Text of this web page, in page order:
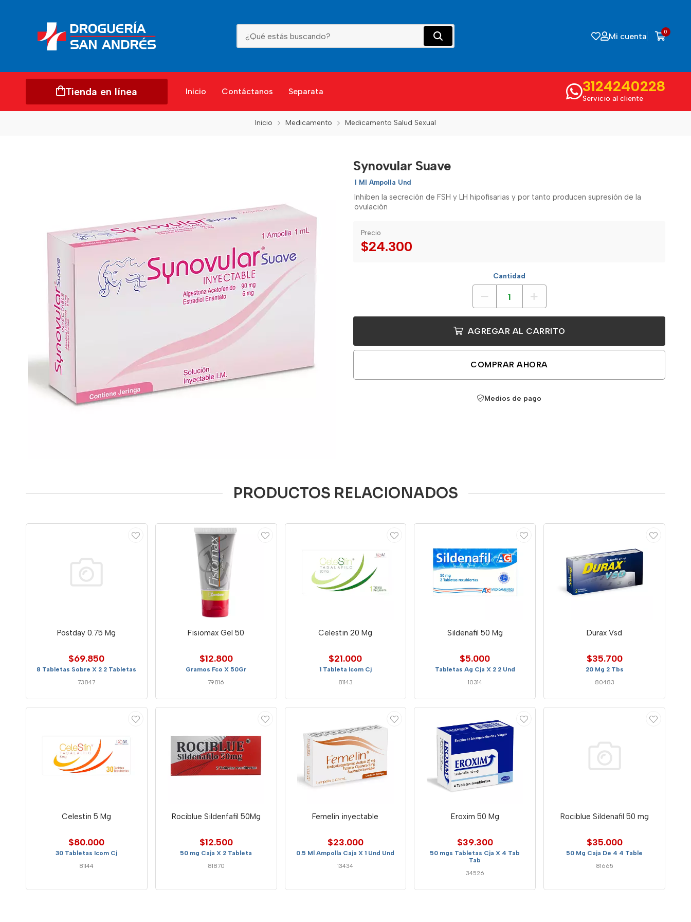
Mi cuenta 0
Tienda en línea Inicio Contáctanos Separata 3124240228
Servicio al cliente
Inicio Medicamento Medicamento Salud Sexual
Synovular Suave
1 Ml Ampolla Und
Inhiben la secreción de FSH y LH hipofisarias y por tanto producen supresión de la
ovulación
Precio
$24.300
Cantidad
AGREGAR AL CARRITO
COMPRAR AHORA
Medios de pago
PRODUCTOS RELACIONADOS
Postday 0.75 Mg
$69.850
8 Tabletas Sobre X 2 2 Tabletas
73847
Fisiomax Gel 50
$12.800
Gramos Fco X 50Gr
79816
Celestin 20 Mg
$21.000
1 Tableta Icom Cj
81143
Sildenafil 50 Mg
$5.000
Tabletas Ag Cja X 2 2 Und
10314
Durax Vsd
$35.700
20 Mg 2 Tbs
80483
Celestin 5 Mg
$80.000
30 Tabletas Icom Cj
81144
Rociblue Sildenfafil 50Mg
$12.500
50 mg Caja X 2 Tableta
81870
Femelin inyectable
$23.000
0.5 Ml Ampolla Caja X 1 Und Und
13434
Eroxim 50 Mg
$39.300
50 mgs Tabletas Cja X 4 Tab
Tab
34526
Rociblue Sildenafil 50 mg
$35.000
50 Mg Caja De 4 4 Table
81665